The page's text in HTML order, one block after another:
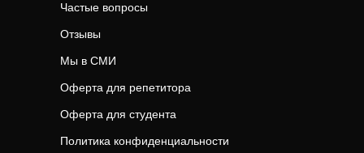
Частые вопросы
Отзывы
Мы в СМИ
Оферта для репетитора
Оферта для студента
Политика конфиденциальности